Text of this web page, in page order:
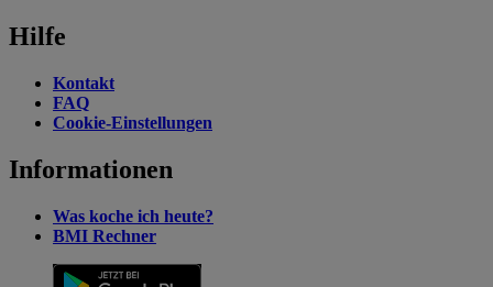
Hilfe
Kontakt
FAQ
Cookie-Einstellungen
Informationen
Was koche ich heute?
BMI Rechner